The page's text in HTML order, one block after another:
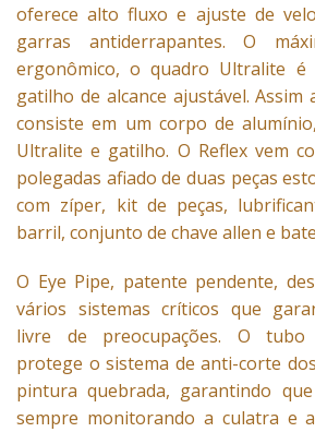
oferece alto fluxo e ajuste de
garras antiderrapantes. O
ergonômico, o quadro Ultralite é
gatilho de alcance ajustável. Assim
consiste em um corpo de
Ultralite e gatilho. O Reflex vem
polegadas afiado de duas peças
com zíper, kit de peças,
barril, conjunto de chave allen e
O Eye Pipe, patente pendente,
vários sistemas críticos que
livre de preocupações. O tubo
protege o sistema de anti-corte
pintura quebrada, garantindo
sempre monitorando a culatra e